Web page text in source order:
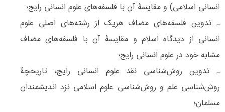
انسانی اسلامی) و مقایسۀ آن با فلسفه‌های علوم انسانی رایج؛
ـ تدوین فلسفه‌های مضاف هریک از رشته‌های اصلی علوم
انسانی از دیدگاه اسلام و مقایسۀ آن با فلسفه‌های مضاف
مشابه خود در علوم انسانی رایج؛
ـ تدوین روش‌شناسی نقد علوم انسانی رایج، تاریخچۀ
روش‌شناسی علم و روش‌شناسی علوم اسلامی نزد اندیشمندان
مسلمان؛